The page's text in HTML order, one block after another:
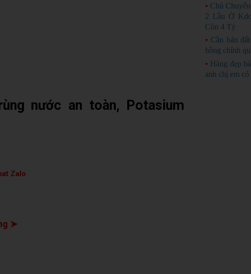
nước an toàn, Potasium
Zalo
➤
• Chủ
2 Lầu Ở
Còn 4 Tỷ
• Cần bán
hồng chính
• Hàng đẹp
anh chị em